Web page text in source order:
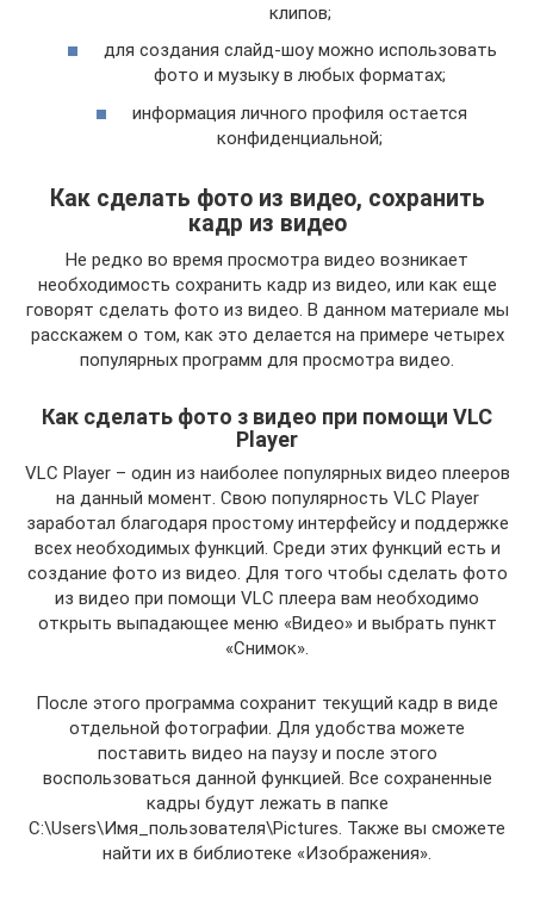
клипов;
для создания слайд-шоу можно использовать
фото и музыку в любых форматах;
информация личного профиля остается
конфиденциальной;
Как сделать фото из видео, сохранить
кадр из видео
Не редко во время просмотра видео возникает
необходимость сохранить кадр из видео, или как еще
говорят сделать фото из видео. В данном материале мы
расскажем о том, как это делается на примере четырех
популярных программ для просмотра видео.
Как сделать фото з видео при помощи VLC
Player
VLC Player – один из наиболее популярных видео плееров
на данный момент. Свою популярность VLC Player
заработал благодаря простому интерфейсу и поддержке
всех необходимых функций. Среди этих функций есть и
создание фото из видео. Для того чтобы сделать фото
из видео при помощи VLC плеера вам необходимо
открыть выпадающее меню «Видео» и выбрать пункт
«Снимок».
После этого программа сохранит текущий кадр в виде
отдельной фотографии. Для удобства можете
поставить видео на паузу и после этого
воспользоваться данной функцией. Все сохраненные
кадры будут лежать в папке
C:\Users\Имя_пользователя\Pictures. Также вы сможете
найти их в библиотеке «Изображения».